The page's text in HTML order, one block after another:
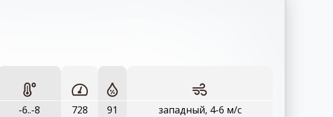
-6..-8 728 91
западный, 4-6 м/с